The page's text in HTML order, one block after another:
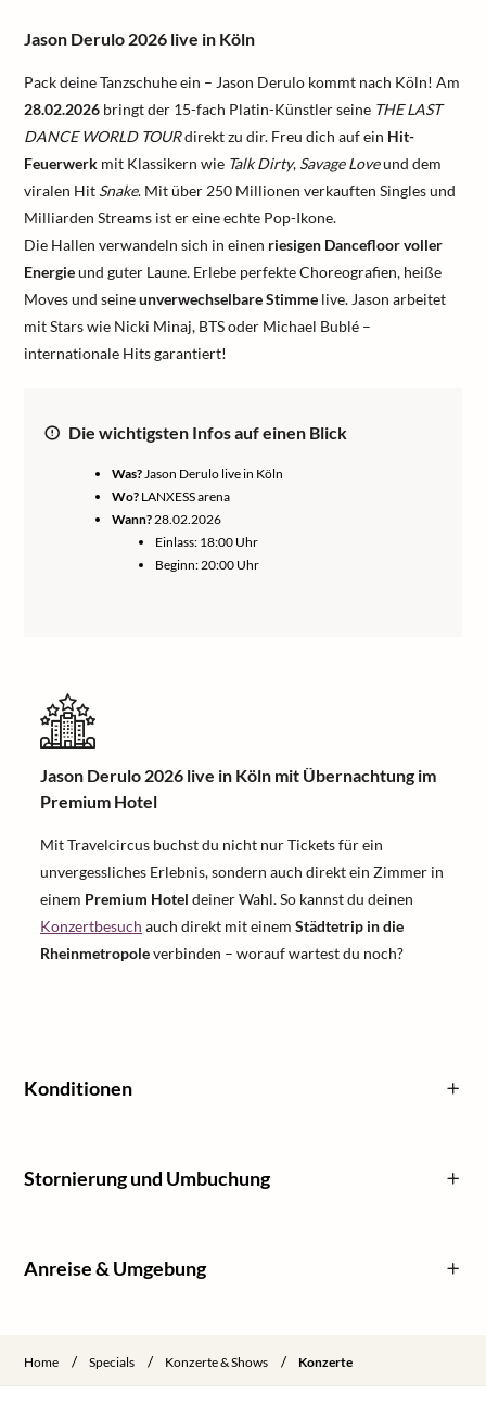
Jason Derulo 2026 live in Köln
Pack deine Tanzschuhe ein – Jason Derulo kommt nach Köln! Am
28.02.2026 bringt der 15-fach Platin-Künstler seine THE LAST
DANCE WORLD TOURdirekt zu dir. Freu dich auf ein Hit-
Feuerwerk mit Klassikern wie Talk Dirty, Savage Loveund dem
viralen Hit Snake. Mit über 250 Millionen verkauften Singles und
Milliarden Streams ist er eine echte Pop-Ikone.
Die Hallen verwandeln sich in einen riesigen Dancefloor voller
Energieund guter Laune. Erlebe perfekte Choreografien, heiße
Moves und seineunverwechselbare Stimme live. Jason arbeitet
mit Stars wie Nicki Minaj, BTS oder Michael Bublé –
internationale Hits garantiert!
Die wichtigsten Infos auf einen Blick
Was?Jason Derulo live in Köln
Wo? LANXESS arena
Wann?28.02.2026
Einlass: 18:00 Uhr
Beginn: 20:00 Uhr
Jason Derulo 2026 live in Köln mit Übernachtung im
Premium Hotel
Mit Travelcircus buchst du nicht nur Tickets für ein
unvergessliches Erlebnis, sondern auch direkt ein Zimmer in
einem Premium Hotel deiner Wahl. So kannst du deinen
Konzertbesuch auch direkt mit einem Städtetrip in die
Rheinmetropoleverbinden – worauf wartest du noch?
Konditionen
Stornierung und Umbuchung
Anreise & Umgebung
Home / Specials / Konzerte & Shows / Konzerte